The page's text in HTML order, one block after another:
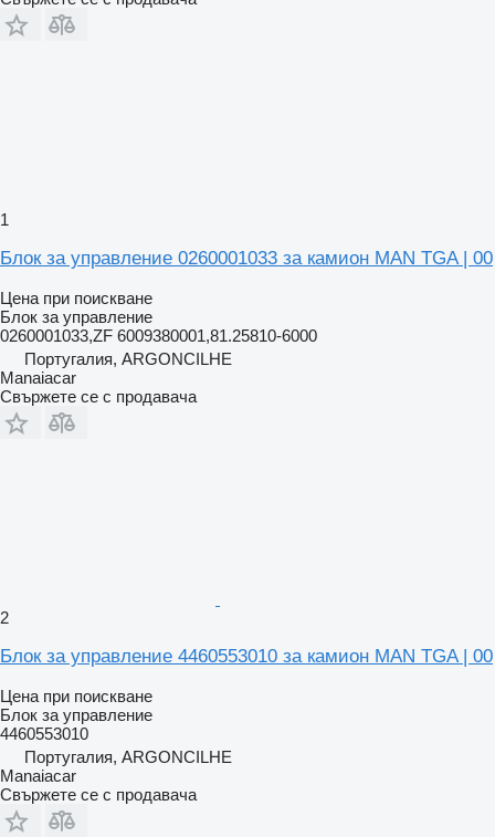
1
Блок за управление 0260001033 за камион MAN TGA | 00
Цена при поискване
Блок за управление
0260001033,ZF 6009380001,81.25810-6000
Португалия, ARGONCILHE
Manaiacar
Свържете се с продавача
2
Блок за управление 4460553010 за камион MAN TGA | 00
Цена при поискване
Блок за управление
4460553010
Португалия, ARGONCILHE
Manaiacar
Свържете се с продавача